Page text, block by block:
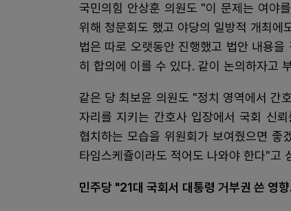
국민의힘 안상훈 의원도 "이 문제는 여야
위해 청문회도 했고 야당의 일방적 개최에
법은 따로 오랫동안 진행했고 법안 내용을
히 합의에 이를 수 있다. 같이 논의하자고
같은 당 최보윤 의원도 "정치 영역에서 간
자리를 지키는 간호사 입장에서 국회 신
협치하는 모습을 위원회가 보여줬으면 좋
타임스케쥴이라도 적어도 나와야 한다"고
민주당 "21대 국회서 대통령 거부권 쓴 영